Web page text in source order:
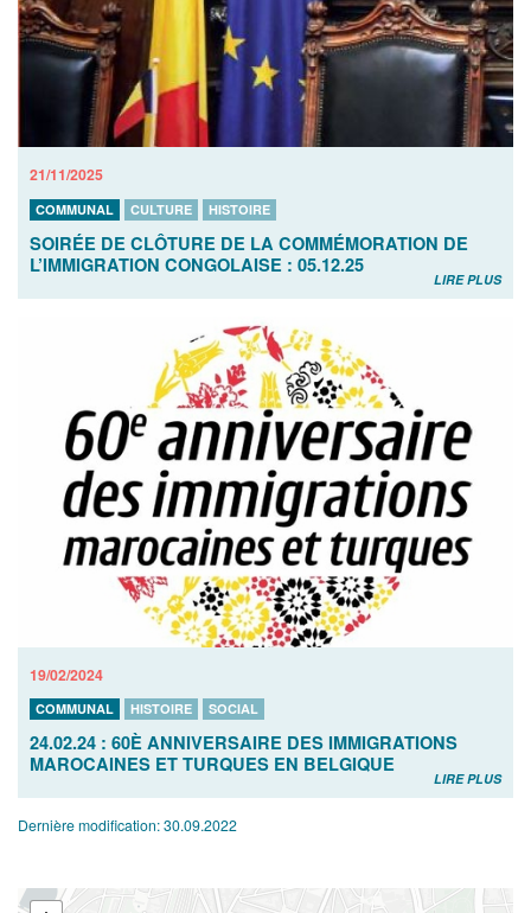
21/11/2025
COMMUNAL CULTURE HISTOIRE
SOIRÉE DE CLÔTURE DE LA COMMÉMORATION DE
L’IMMIGRATION CONGOLAISE : 05.12.25
LIRE PLUS
19/02/2024
COMMUNAL HISTOIRE SOCIAL
24.02.24 : 60È ANNIVERSAIRE DES IMMIGRATIONS
MAROCAINES ET TURQUES EN BELGIQUE
LIRE PLUS
Dernière modification:30.09.2022